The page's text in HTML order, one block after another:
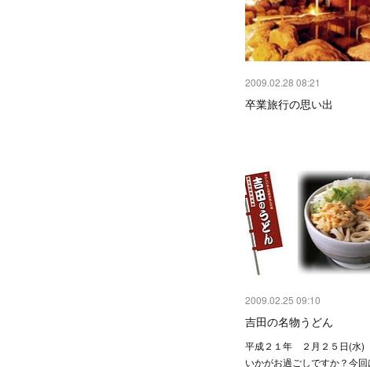
2009.02.28 08:21
卒業旅行の思い出
2009.02.25 09:10
吉田の名物うどん
平成２１年 ２月２５日(水
いかがお過ごしですか？今